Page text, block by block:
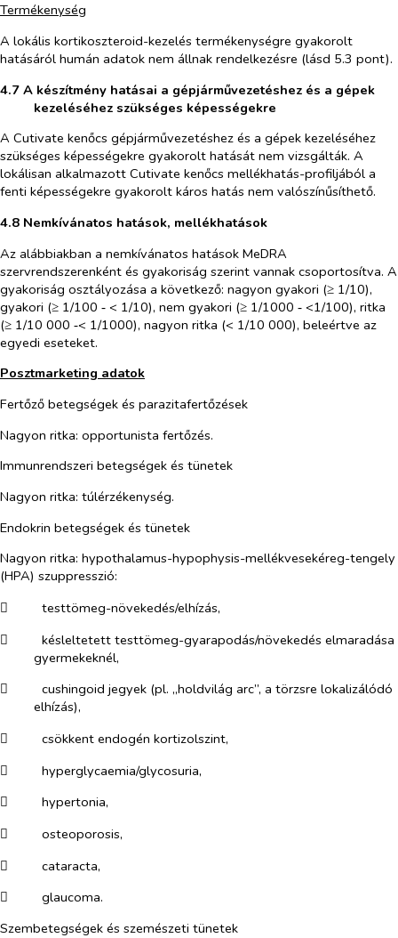
Termékenység
A lokális kortikoszteroid-kezelés termékenységre gyakorolt
hatásáról humán adatok nem állnak rendelkezésre (lásd 5.3 pont).
4.7 A készítmény hatásai a gépjárművezetéshez és a gépek
kezeléséhez szükséges képességekre
A Cutivate kenőcs gépjárművezetéshez és a gépek kezeléséhez
szükséges képességekre gyakorolt hatását nem vizsgálták. A
lokálisan alkalmazott Cutivate kenőcs mellékhatás-profiljából a
fenti képességekre gyakorolt káros hatás nem valószínűsíthető.
4.8 Nemkívánatos hatások, mellékhatások
Az alábbiakban a nemkívánatos hatások MeDRA
szervrendszerenként és gyakoriság szerint vannak csoportosítva. A
gyakoriság osztályozása a következő: nagyon gyakori (≥ 1/10),
gyakori (≥ 1/100 ‑ < 1/10), nem gyakori (≥ 1/1000 ‑ <1/100), ritka
(≥ 1/10 000 ‑< 1/1000), nagyon ritka (< 1/10 000), beleértve az
egyedi eseteket.
Posztmarketing adatok
Fertőző betegségek és parazitafertőzések
Nagyon ritka: opportunista fertőzés.
Immunrendszeri betegségek és tünetek
Nagyon ritka: túlérzékenység.
Endokrin betegségek és tünetek
Nagyon ritka: hypothalamus-hypophysis-mellékvesekéreg-tengely
(HPA) szuppresszió:
​
testtömeg-növekedés/elhízás,
​
késleltetett testtömeg-gyarapodás/növekedés elmaradása
gyermekeknél,
​
cushingoid jegyek (pl. „holdvilág arc”, a törzsre lokalizálódó
elhízás),
​
csökkent endogén kortizolszint,
​
hyperglycaemia/glycosuria,
​
hypertonia,
​
osteoporosis,
​
cataracta,
​
glaucoma.
Szembetegségek és szemészeti tünetek